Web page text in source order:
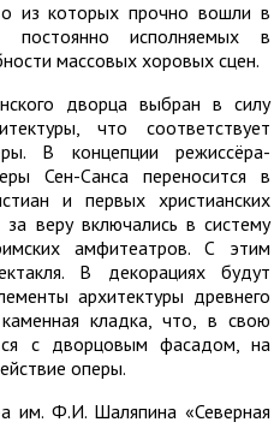
из которых прочно вошли в
постоянно исполняемых в
массовых хоровых сцен.
дворца выбран в силу
что соответствует
В концепции режиссёра-
Сен-Санса переносится в
и первых христианских
за веру включались в систему
амфитеатров. С этим
В декорациях будут
архитектуры древнего
кладка, что, в свою
с дворцовым фасадом, на
оперы.
им. Ф.И. Шаляпина «Северная